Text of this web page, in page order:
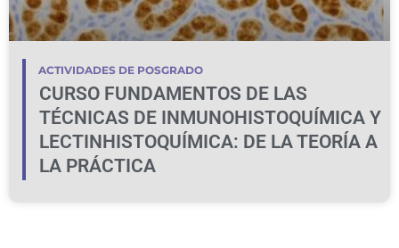
ACTIVIDADES DE POSGRADO
CURSO FUNDAMENTOS DE LAS
TÉCNICAS DE INMUNOHISTOQUÍMICA Y
LECTINHISTOQUÍMICA: DE LA TEORÍA A
LA PRÁCTICA